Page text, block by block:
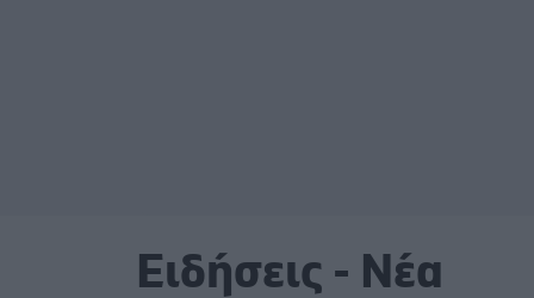
Ειδήσεις - Νέα